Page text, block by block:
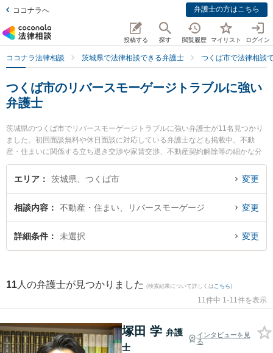
ココナラへ 弁護士の方はこちら
投稿する 探す 閲覧履歴 マイリスト ログイン
ココナラ法律相談 茨城県で法律相談できる弁護士 つくば市で法律相談
つくば市のリバースモーゲージトラブルに強い
弁護士
茨城県のつくば市でリバースモーゲージトラブルに強い弁護士が11名見つかり
ました。初回面談無料や休日面談に対応している弁護士なども掲載中。不動
産・住まいに関係する立ち退き交渉や家賃交渉、不動産契約解除等の細かな分
野での絞り込み検索もでき便利です。特にさくらの杜法律事務所の塚田 学弁護
士やつくば中央法律事務所の堀越 智也弁護士、あおば総合法律事務所の田仲 剛
弁護士のプロフィール情報や弁護士費用、強みなどが注目されています。『つ
ぐに弁護士に相談したい』『リバースモーゲージトラブルのトラブル解決の実
績豊富な近くの弁護士を検索したい』『初回相談無料でリバースモーゲージト
ラブルを法律相談できるつくば市内の弁護士に相談予約したい』などでお困り
エリア 茨城県、つくば市 変更
相談内容 不動産・住まい、リバースモーゲージ 変更
詳細条件 未選択 変更
11 人の弁護士が見つかりました (検索結果について詳しくは こちら)
11件中 1-11件を表示
塚田 学 弁護
士
インタビューを見
る